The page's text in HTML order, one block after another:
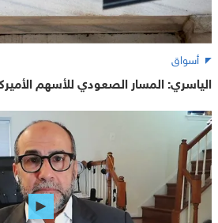
أسواق
الياسري: المسار الصعودي للأسهم